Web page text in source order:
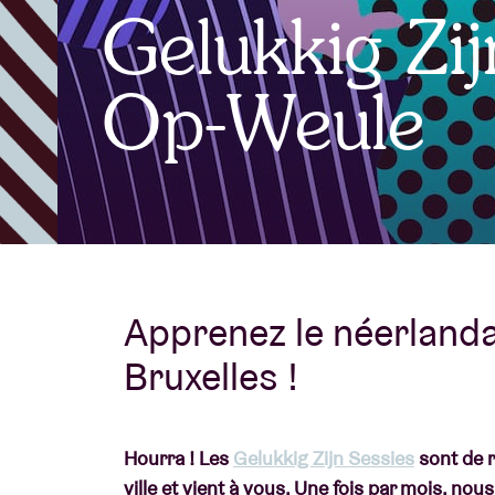
Infos
AB ❤ you
Gelukkig
Op-Weule
Apprenez le
Bruxelles !
Hourra ! Les Gelukkig Zijn Sessies sont de
ville et vient à vous. Une fois par mois,